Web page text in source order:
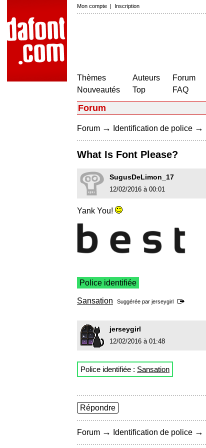
Mon compte | Inscription
Thèmes
Nouveautés
Auteurs
Top
Forum
FAQ
Forum
Forum → Identification de police →
What Is Font Please?
SugusDeLimon_17
12/02/2016 à 00:01
Yank You!
Police identifiée
Sansation Suggérée par jerseygirl
jerseygirl
12/02/2016 à 01:48
Police identifiée : Sansation
Répondre
Forum → Identification de police →